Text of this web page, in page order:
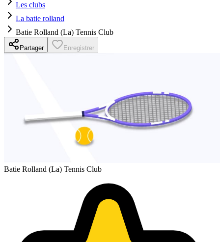
Les clubs
La batie rolland
Batie Rolland (La) Tennis Club
Partager Enregistrer
Batie Rolland (La) Tennis Club